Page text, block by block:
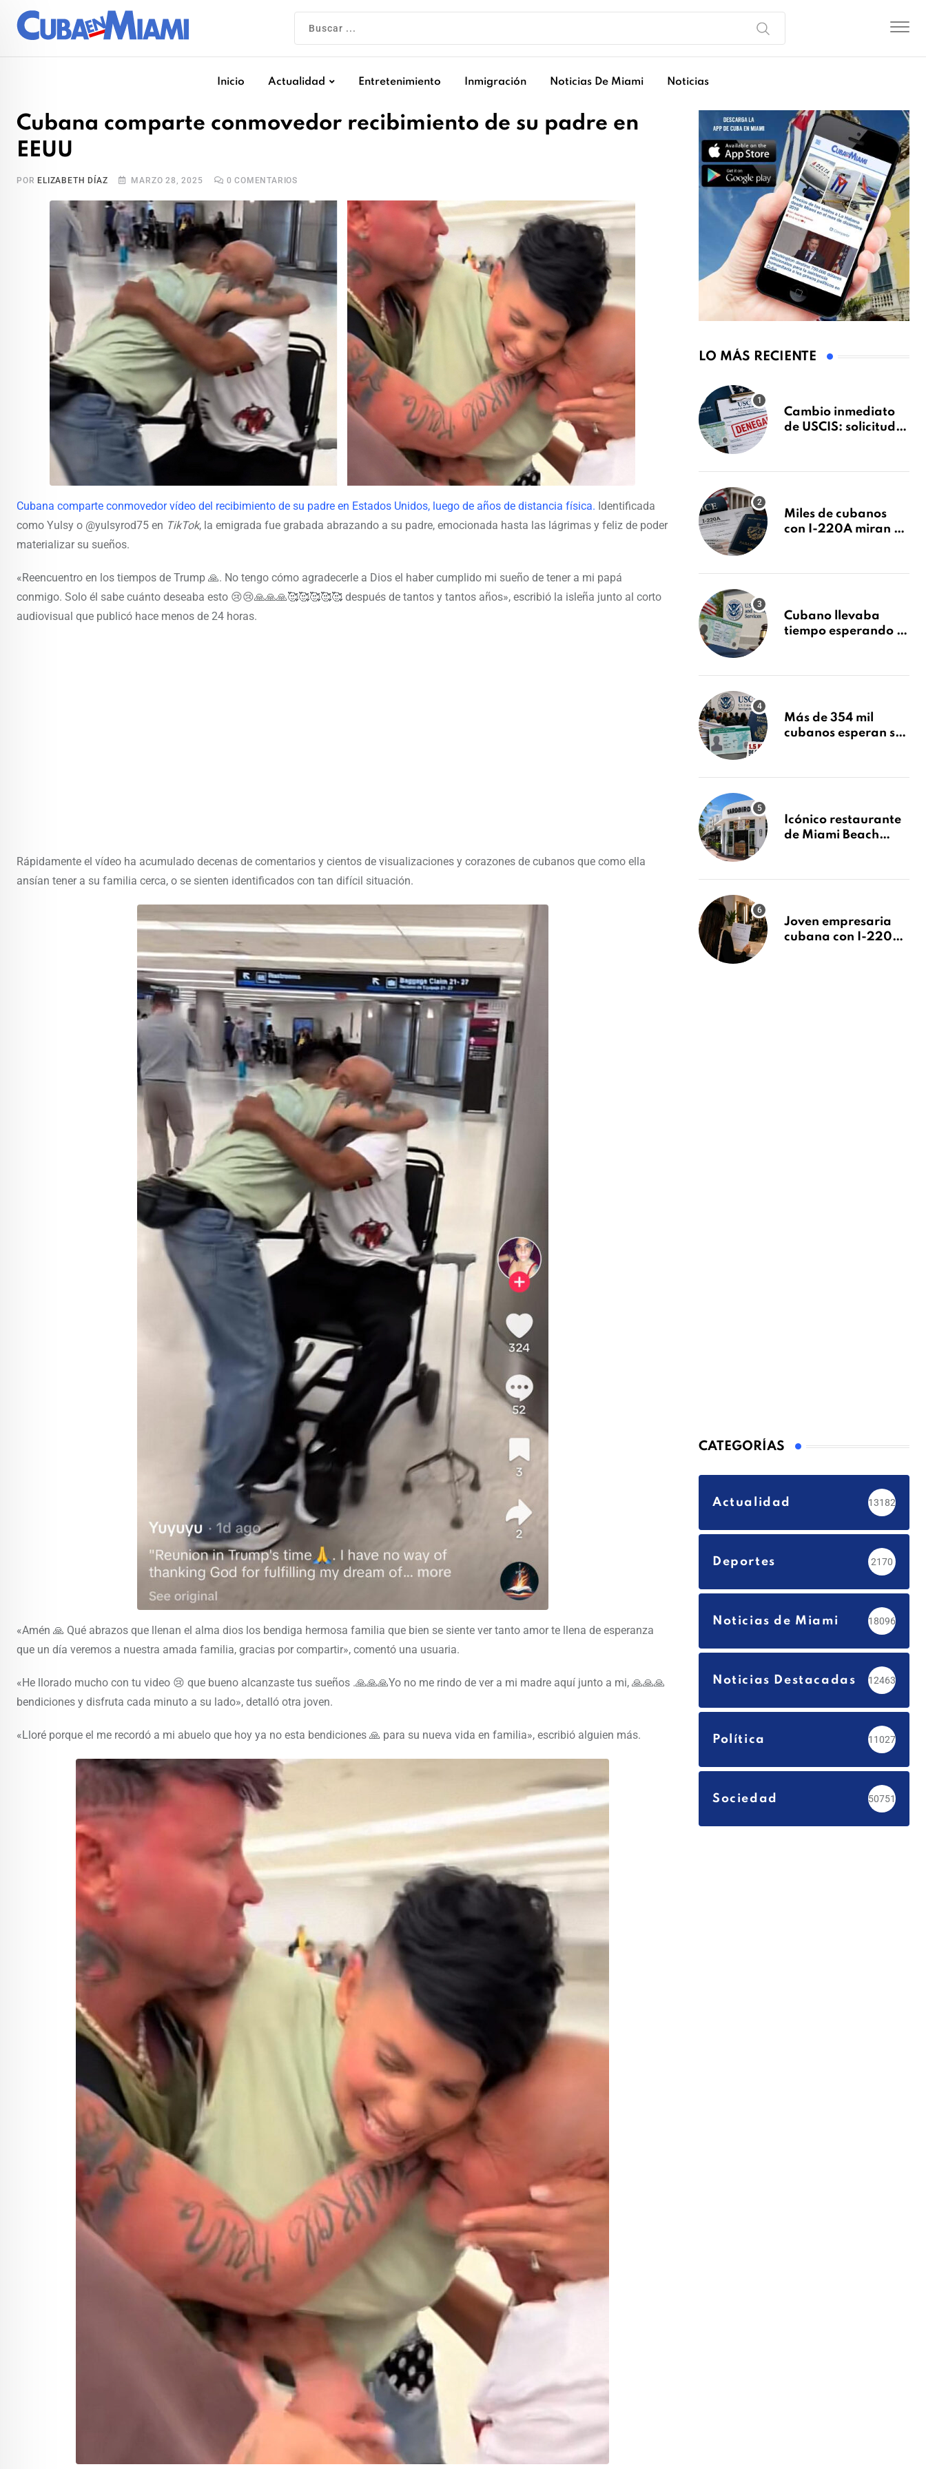
Inicio Actualidad Entretenimiento Inmigración Noticias De Miami Noticias
Cubana comparte conmovedor recibimiento de su padre en
EEUU
POR ELIZABETH DÍAZ MARZO 28, 2025 0 COMENTARIOS
Cubana comparte conmovedor vídeo del recibimiento de su padre en Estados Unidos, luego de años de distancia física. Identificada
como Yulsy o @yulsyrod75 en TikTok, la emigrada fue grabada abrazando a su padre, emocionada hasta las lágrimas y feliz de poder
materializar su sueños.
«Reencuentro en los tiempos de Trump 🙏. No tengo cómo agradecerle a Dios el haber cumplido mi sueño de tener a mi papá
conmigo. Solo él sabe cuánto deseaba esto 😢😢🙏🙏🙏🥰🥰🥰🥰🥰 después de tantos y tantos años», escribió la isleña junto al corto
audiovisual que publicó hace menos de 24 horas.
Rápidamente el vídeo ha acumulado decenas de comentarios y cientos de visualizaciones y corazones de cubanos que como ella
ansían tener a su familia cerca, o se sienten identificados con tan difícil situación.
«Amén 🙏 Qué abrazos que llenan el alma dios los bendiga hermosa familia que bien se siente ver tanto amor te llena de esperanza
que un día veremos a nuestra amada familia, gracias por compartir», comentó una usuaria.
«He llorado mucho con tu video 😢 que bueno alcanzaste tus sueños .🙏🙏🙏Yo no me rindo de ver a mi madre aquí junto a mi, 🙏🙏🙏
bendiciones y disfruta cada minuto a su lado», detalló otra joven.
«Lloré porque el me recordó a mi abuelo que hoy ya no esta bendiciones 🙏 para su nueva vida en familia», escribió alguien más.
LO MÁS RECIENTE
Cambio inmediato
de USCIS: solicitudes
sin previo aviso
Miles de cubanos
con I-220A miran al
decidirse en una
Cubano llevaba
tiempo esperando su
tras Writ of
Más de 354 mil
cubanos esperan su
millones de
Icónico restaurante
de Miami Beach
después de 15 años
Joven empresaria
cubana con I-220A
CATEGORÍAS
Actualidad 13182
Deportes 2170
Noticias de Miami 18096
Noticias Destacadas 12463
Política 11027
Sociedad 50751